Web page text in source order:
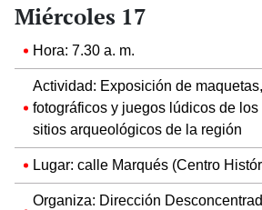
Miércoles 17
Hora: 7.30 a. m.
Actividad: Exposición de
fotográficos y juegos lúdicos de
sitios arqueológicos de la región
Lugar: calle Marqués (Centro
Organiza: Dirección